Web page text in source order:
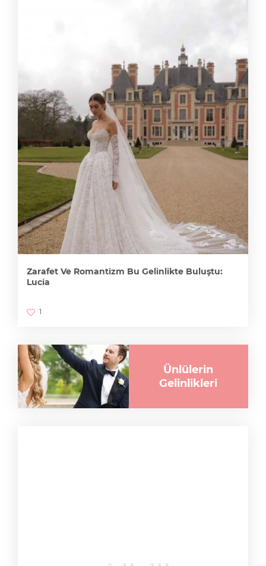
Zarafet Ve Romantizm Bu Gelinlikte Buluştu:
Lucia
1
Ünlülerin
Gelinlikleri